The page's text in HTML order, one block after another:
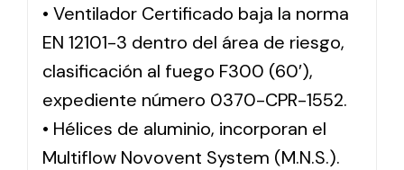
• Ventilador Certificado baja la norma
EN 12101-3 dentro del área de riesgo,
clasificación al fuego F300 (60′),
expediente número 0370-CPR-1552.
• Hélices de aluminio, incorporan el
Multiflow Novovent System (M.N.S.).